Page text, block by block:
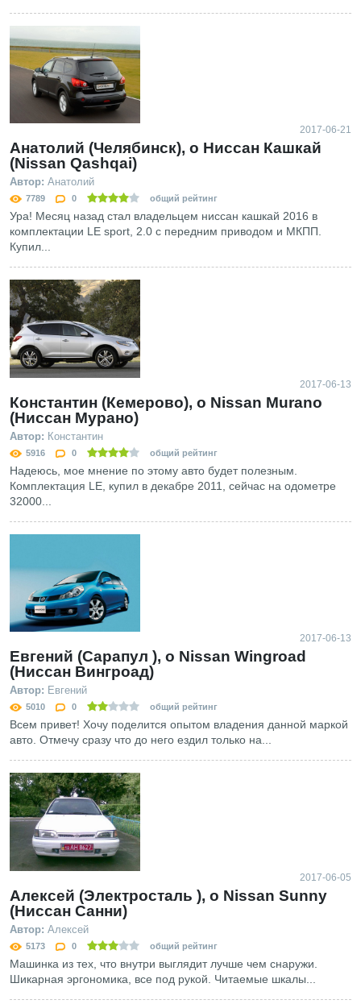
2017-06-21
Анатолий (Челябинск), о Ниссан Кашкай
(Nissan Qashqai)
Автор: Анатолий
7789 0 общий рейтинг
Ура! Месяц назад стал владельцем ниссан кашкай 2016 в
комплектации LE sport, 2.0 с передним приводом и МКПП.
Купил...
2017-06-13
Константин (Кемерово), о Nissan Murano
(Ниссан Мурано)
Автор: Константин
5916 0 общий рейтинг
Надеюсь, мое мнение по этому авто будет полезным.
Комплектация LE, купил в декабре 2011, сейчас на одометре
32000...
2017-06-13
Евгений (Сарапул ), о Nissan Wingroad
(Ниссан Вингроад)
Автор: Евгений
5010 0 общий рейтинг
Всем привет! Хочу поделится опытом владения данной маркой
авто. Отмечу сразу что до него ездил только на...
2017-06-05
Алексей (Электросталь ), о Nissan Sunny
(Ниссан Санни)
Автор: Алексей
5173 0 общий рейтинг
Машинка из тех, что внутри выглядит лучше чем снаружи.
Шикарная эргономика, все под рукой. Читаемые шкалы...